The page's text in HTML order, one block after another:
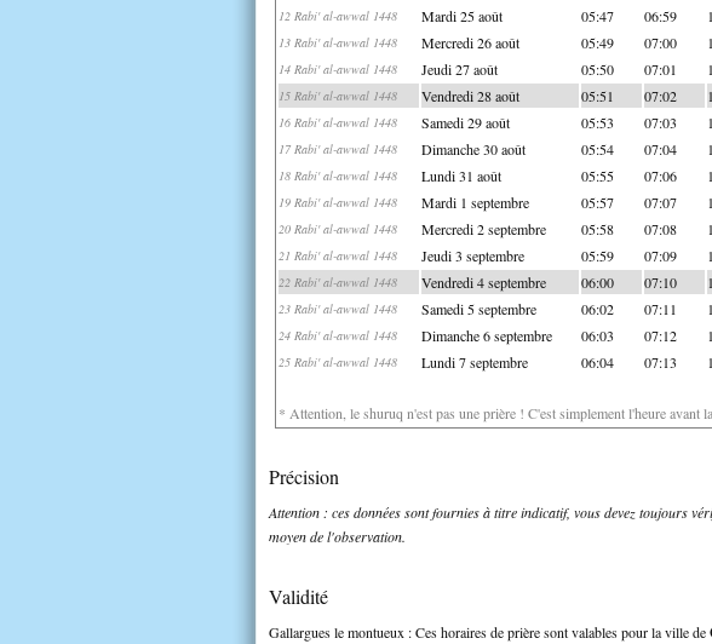
12 Rabi' al-awwal 1448 Mardi 25 août 05:47 06:59
13 Rabi' al-awwal 1448 Mercredi 26 août 05:49 07:00
14 Rabi' al-awwal 1448 Jeudi 27 août 05:50 07:01
15 Rabi' al-awwal 1448 Vendredi 28 août 05:51 07:02
16 Rabi' al-awwal 1448 Samedi 29 août 05:53 07:03
17 Rabi' al-awwal 1448 Dimanche 30 août 05:54 07:04
18 Rabi' al-awwal 1448 Lundi 31 août 05:55 07:06
19 Rabi' al-awwal 1448 Mardi 1 septembre 05:57 07:07
20 Rabi' al-awwal 1448 Mercredi 2 septembre 05:58 07:08
21 Rabi' al-awwal 1448 Jeudi 3 septembre 05:59 07:09
22 Rabi' al-awwal 1448 Vendredi 4 septembre 06:00 07:10
23 Rabi' al-awwal 1448 Samedi 5 septembre 06:02 07:11
24 Rabi' al-awwal 1448 Dimanche 6 septembre 06:03 07:12
25 Rabi' al-awwal 1448 Lundi 7 septembre 06:04 07:13
* Attention, le shuruq n'est pas une prière ! C'est simplement l'heure avant
Précision
Attention : ces données sont fournies à titre indicatif, vous devez toujours
moyen de l'observation.
Validité
Gallargues le montueux : Ces horaires de prière sont valables pour la ville de